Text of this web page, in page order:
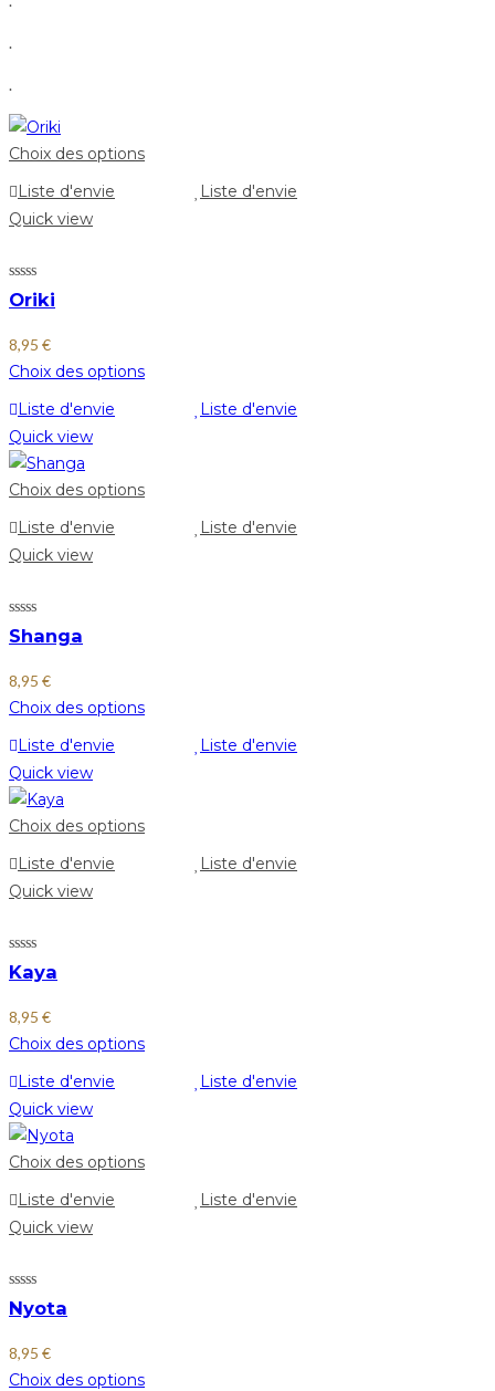
.
.
Choix des options
Liste d'envie
Liste d'envie
Quick view
Oriki
8,95 €
Choix des options
Liste d'envie
Liste d'envie
Quick view
Choix des options
Liste d'envie
Liste d'envie
Quick view
Shanga
8,95 €
Choix des options
Liste d'envie
Liste d'envie
Quick view
Choix des options
Liste d'envie
Liste d'envie
Quick view
Kaya
8,95 €
Choix des options
Liste d'envie
Liste d'envie
Quick view
Choix des options
Liste d'envie
Liste d'envie
Quick view
Nyota
8,95 €
Choix des options